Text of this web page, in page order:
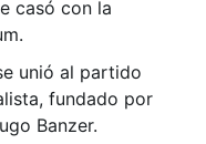
casó con la
unió al partido
fundado por
Banzer.